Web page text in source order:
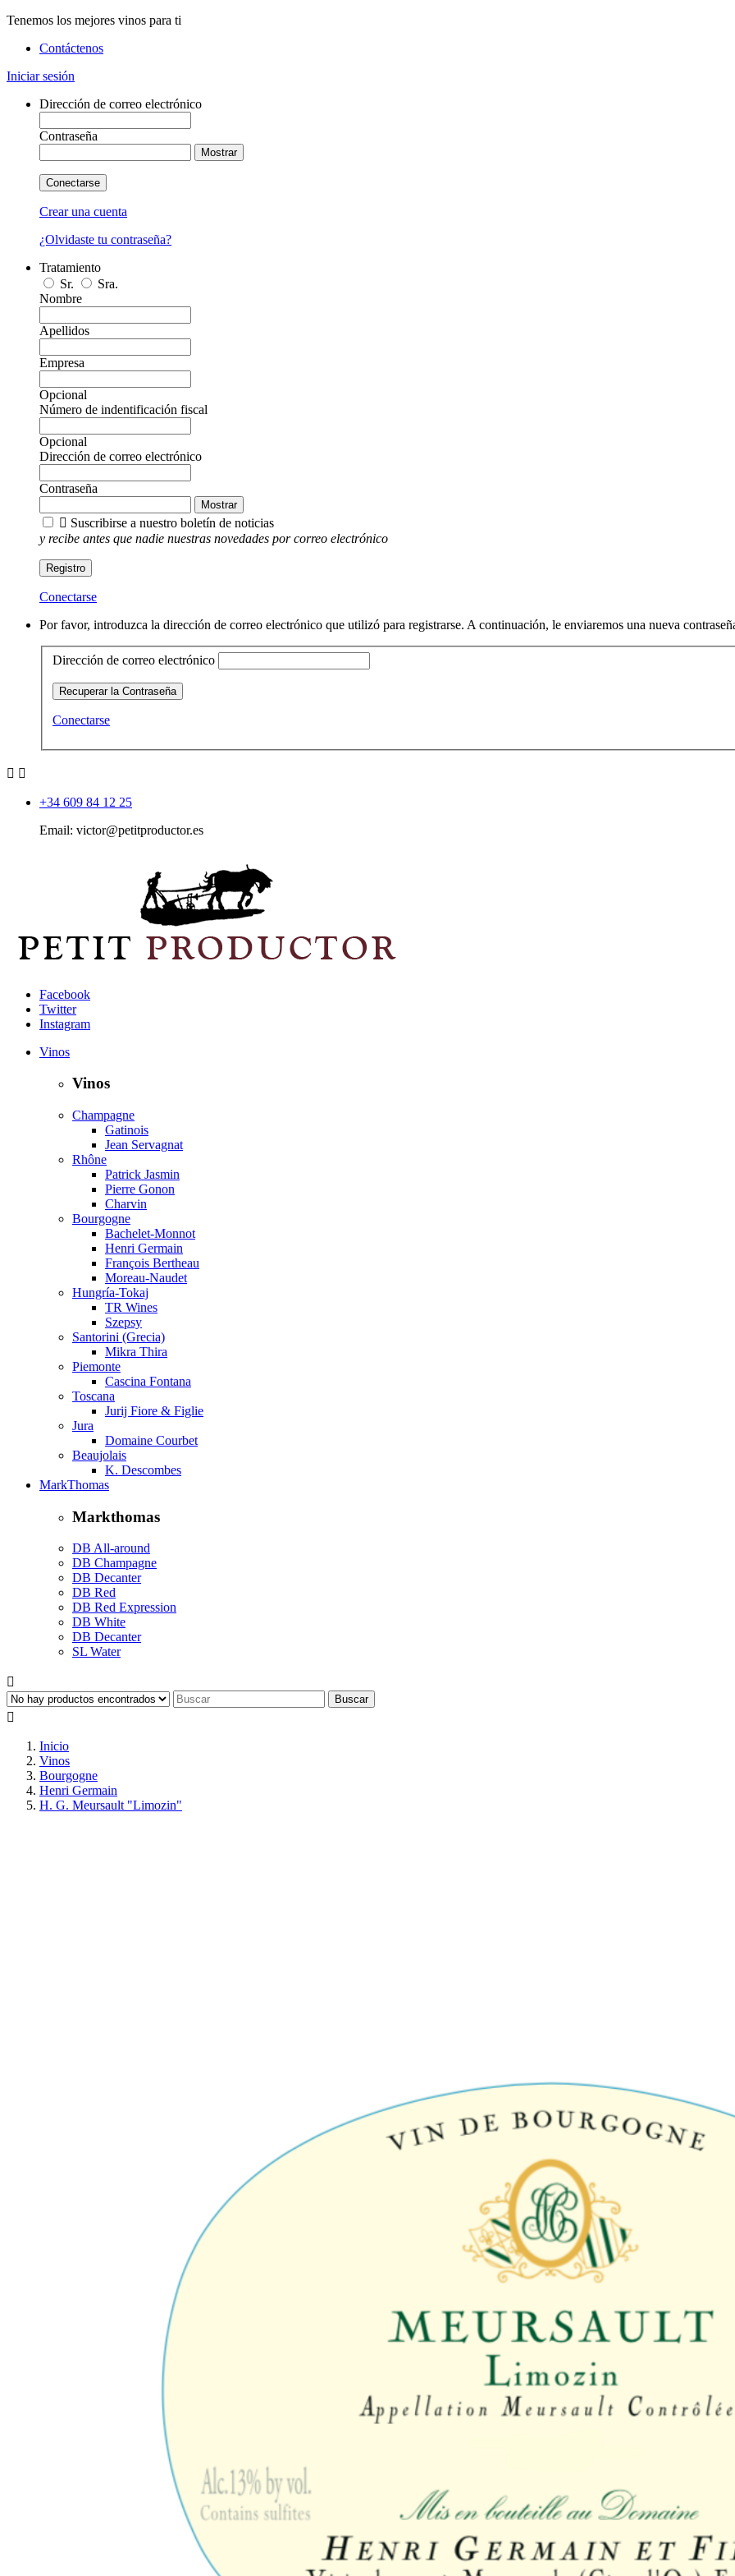
Tenemos los mejores vinos para ti
Contáctenos
Iniciar sesión
Dirección de correo electrónico
Contraseña
Mostrar
Conectarse
Crear una cuenta
¿Olvidaste tu contraseña?
Tratamiento
Sr.
Sra.
Nombre
Apellidos
Empresa
Opcional
Número de indentificación fiscal
Opcional
Dirección de correo electrónico
Contraseña
Mostrar
 Suscribirse a nuestro boletín de noticias
y recibe antes que nadie nuestras novedades por correo electrónico
Registro
Conectarse
Por favor, introduzca la dirección de correo electrónico que utilizó para registrarse. A continuación, le enviaremos una nueva
Dirección de correo electrónico
Recuperar la Contraseña
Conectarse
 
+34 609 84 12 25
Email: victor@petitproductor.es
Facebook
Twitter
Instagram
Vinos
Vinos
Champagne
Gatinois
Jean Servagnat
Rhône
Patrick Jasmin
Pierre Gonon
Charvin
Bourgogne
Bachelet-Monnot
Henri Germain
François Bertheau
Moreau-Naudet
Hungría-Tokaj
TR Wines
Szepsy
Santorini (Grecia)
Mikra Thira
Piemonte
Cascina Fontana
Toscana
Jurij Fiore & Figlie
Jura
Domaine Courbet
Beaujolais
K. Descombes
MarkThomas
Markthomas
DB All-around
DB Champagne
DB Decanter
DB Red
DB Red Expression
DB White
DB Decanter
SL Water

Buscar

Inicio
Vinos
Bourgogne
Henri Germain
H. G. Meursault "Limozin"